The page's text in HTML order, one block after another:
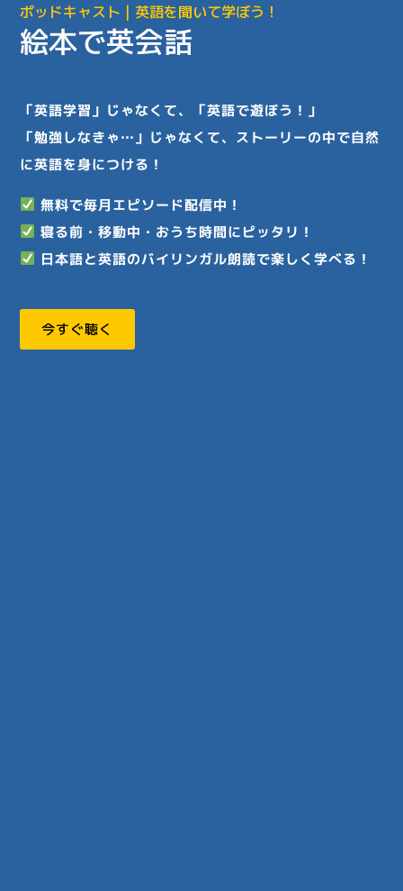
ポッドキャスト | 英語を聞いて学ぼう！
絵本で英会話
「英語学習」じゃなくて、「英語で遊ぼう！」
「勉強しなきゃ…」じゃなくて、 ストーリーの中で自然
に英語を身につける！
無料で毎月エピソード配信中！
寝る前・移動中・おうち時間にピッタリ！
日本語と英語のバイリンガル朗読で楽しく学べる！
今すぐ聴く